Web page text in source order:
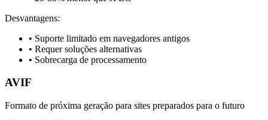
Desvantagens:
• Suporte limitado em navegadores antigos
• Requer soluções alternativas
• Sobrecarga de processamento
AVIF
Formato de próxima geração para sites preparados para o futuro